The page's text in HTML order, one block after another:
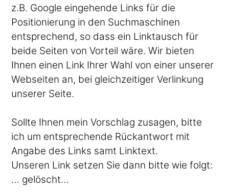
z.B. Google eingehende Links für die
Positionierung in den Suchmaschinen
entsprechend, so dass ein Linktausch für
beide Seiten von Vorteil wäre. Wir bieten
Ihnen einen Link Ihrer Wahl von einer unserer
Webseiten an, bei gleichzeitiger Verlinkung
unserer Seite.
Sollte Ihnen mein Vorschlag zusagen, bitte
ich um entsprechende Rückantwort mit
Angabe des Links samt Linktext.
Unseren Link setzen Sie dann bitte wie folgt:
… gelöscht…